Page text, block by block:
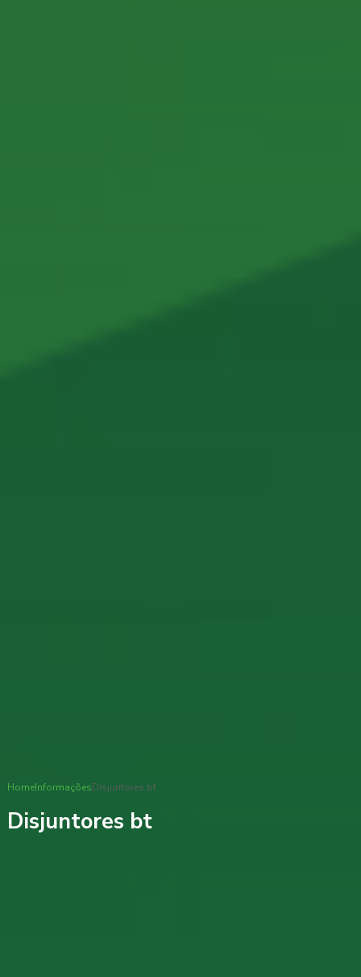
HomeInformaçõesDisjuntores bt
Disjuntores bt